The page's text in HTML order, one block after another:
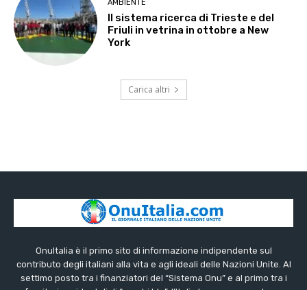
AMBIENTE
Il sistema ricerca di Trieste e del
Friuli in vetrina in ottobre a New
York
Carica altri
OnuItalia è il primo sito di informazione indipendente sul
contributo degli italiani alla vita e agli ideali delle Nazioni Unite. Al
settimo posto tra i finanziatori del “Sistema Onu” e al primo tra i